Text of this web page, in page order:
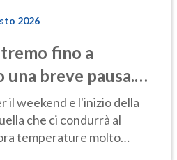
2026
fino a
una breve pausa.
il weekend e l'inizio della
che ci condurrà al
temperature molto